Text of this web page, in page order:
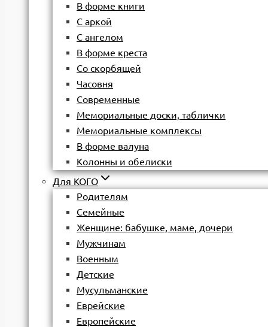
В форме книги
С аркой
С ангелом
В форме креста
Со скорбящей
Часовня
Современные
Мемориальные доски, таблички
Мемориальные комплексы
В форме валуна
Колонны и обелиски
Для КОГО
Родителям
Семейные
Женщине: бабушке, маме, дочери
Мужчинам
Военным
Детские
Мусульманские
Еврейские
Европейские